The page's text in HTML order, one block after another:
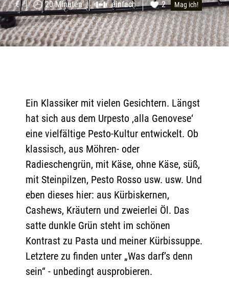
€ 20 Minuten einfach 2 Mag ich!
Ein Klassiker mit vielen Gesichtern. Längst
hat sich aus dem Urpesto ‚alla Genovese‘
eine vielfältige Pesto-Kultur entwickelt. Ob
klassisch, aus Möhren- oder
Radieschengrün, mit Käse, ohne Käse, süß,
mit Steinpilzen, Pesto Rosso usw. usw. Und
eben dieses hier: aus Kürbiskernen,
Cashews, Kräutern und zweierlei Öl. Das
satte dunkle Grün steht im schönen
Kontrast zu Pasta und meiner Kürbissuppe.
Letztere zu finden unter „Was darf’s denn
sein“ - unbedingt ausprobieren.